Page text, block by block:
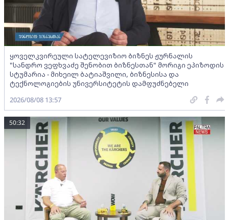
ყოველკვირეული სატელევიზიო ბიზნეს ჟურნალის
"სანდრო ვეფხვაძე შენობით ბიზნესთან" მორიგი ეპიზოდის
სტუმარია - მიხეილ ბატიაშვილი, ბიზნესისა და
ტექნოლოგიების უნივერსიტეტის დამფუძნებელი
2026/08/08 13:57
50:32